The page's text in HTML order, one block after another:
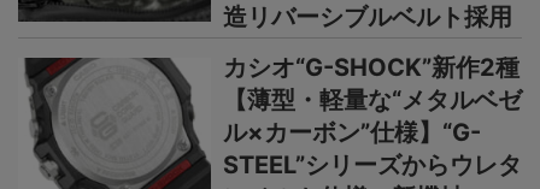
造リバーシブルベルト採用
カシオ“G-SHOCK”新作2種
【薄型・軽量な“メタルベゼ
ル×カーボン”仕様】“G-
STEEL”シリーズからウレタ